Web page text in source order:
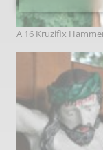
A 16 Kruzifix